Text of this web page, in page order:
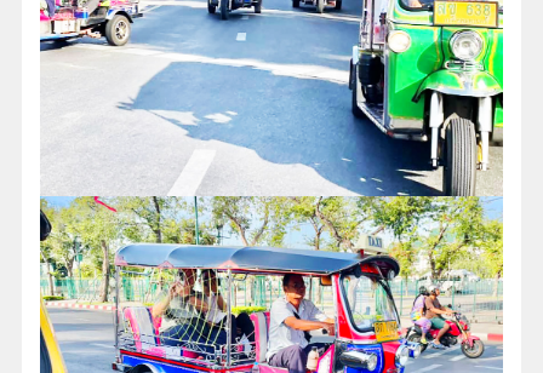
嘟嘟車曼由曼谷老城區
嘟嘟車是泰國特有的交通工具之一，小巧可愛的造型
是您一定會想拍照打卡的，每台嘟嘟車的風格造型都
會隨著不一樣的主人有著不同的裝飾，搭乘她穿梭在
曼谷老城區，沒有冷氣空調，在大街上奔跑，更讓您
可以更加體驗泰國人的日常生活，更接地氣喔~~